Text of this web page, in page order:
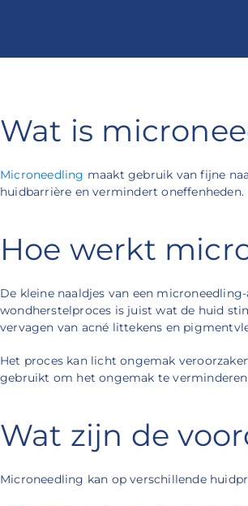
Wat is
Microneedling maakt gebruik van fijne
huidbarrière en vermindert oneffenheden.
Hoe werkt
De kleine naaldjes van een
wondherstelproces is juist wat de huid
vervagen van acné littekens en
Het proces kan licht ongemak
gebruikt om het ongemak te
Wat zijn de
Microneedling kan op verschillende